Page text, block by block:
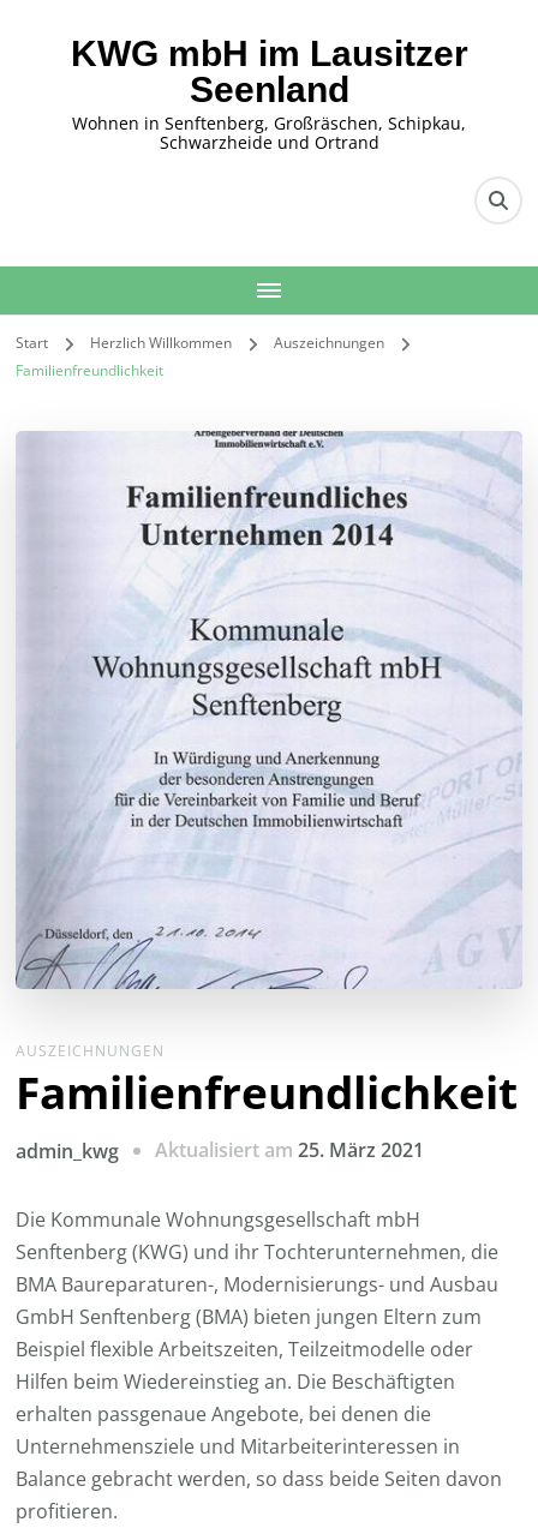
KWG mbH im Lausitzer
Seenland
Wohnen in Senftenberg, Großräschen, Schipkau,
Schwarzheide und Ortrand
Start Herzlich Willkommen
Auszeichnungen
Familienfreundlichkeit
AUSZEICHNUNGEN
Familienfreundlichkeit
admin_kwg Aktualisiert am25. März 2021
Die Kommunale Wohnungsgesellschaft mbH
Senftenberg (KWG) und ihr Tochterunternehmen, die
BMA Baureparaturen-, Modernisierungs- und Ausbau
GmbH Senftenberg (BMA) bieten jungen Eltern zum
Beispiel flexible Arbeitszeiten, Teilzeitmodelle oder
Hilfen beim Wiedereinstieg an. Die Beschäftigten
erhalten passgenaue Angebote, bei denen die
Unternehmensziele und Mitarbeiterinteressen in
Balance gebracht werden, so dass beide Seiten davon
profitieren.